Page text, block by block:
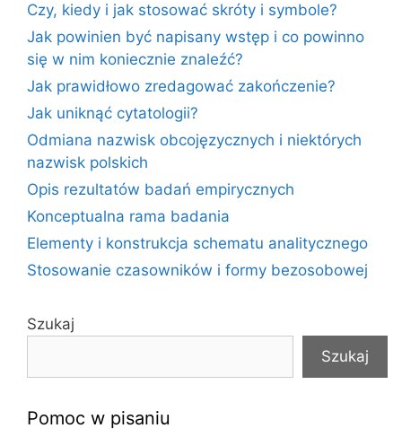
Czy, kiedy i jak stosować skróty i symbole?
Jak powinien być napisany wstęp i co powinno
się w nim koniecznie znaleźć?
Jak prawidłowo zredagować zakończenie?
Jak uniknąć cytatologii?
Odmiana nazwisk obcojęzycznych i niektórych
nazwisk polskich
Opis rezultatów badań empirycznych
Konceptualna rama badania
Elementy i konstrukcja schematu analitycznego
Stosowanie czasowników i formy bezosobowej
Szukaj
Szukaj
Pomoc w pisaniu